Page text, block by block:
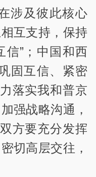
涉及彼此核心
互支持，保持
信”；中国和西
固互信、紧密
落实我和普京
强战略沟通，
方要充分发挥
切高层交往，